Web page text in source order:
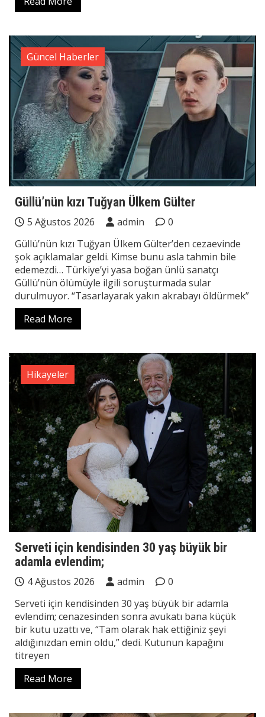
Güncel Haberler
Güllü’nün kızı Tuğyan Ülkem Gülter
5 Ağustos 2026 admin
0
Güllü’nün kızı Tuğyan Ülkem Gülter’den cezaevinde
şok açıklamalar geldi. Kimse bunu asla tahmin bile
edemezdi… Türkiye’yi yasa boğan ünlü sanatçı
Güllü’nün ölümüyle ilgili soruşturmada sular
durulmuyor. “Tasarlayarak yakın akrabayı öldürmek”
Read More
Hikayeler
Serveti için kendisinden 30 yaş büyük bir
adamla evlendim;
4 Ağustos 2026 admin
0
Serveti için kendisinden 30 yaş büyük bir adamla
evlendim; cenazesinden sonra avukatı bana küçük
bir kutu uzattı ve, “Tam olarak hak ettiğiniz şeyi
aldığınızdan emin oldu,” dedi. Kutunun kapağını
titreyen
Read More